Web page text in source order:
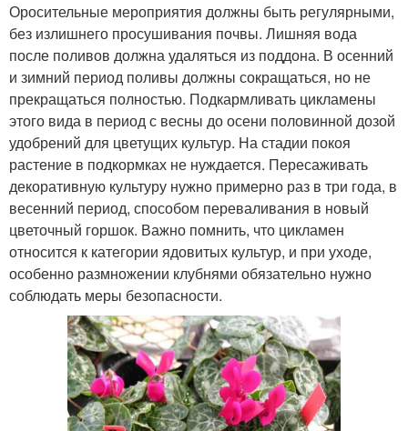
Оросительные мероприятия должны быть регулярными,
без излишнего просушивания почвы. Лишняя вода
после поливов должна удаляться из поддона. В осенний
и зимний период поливы должны сокращаться, но не
прекращаться полностью. Подкармливать цикламены
этого вида в период с весны до осени половинной дозой
удобрений для цветущих культур. На стадии покоя
растение в подкормках не нуждается. Пересаживать
декоративную культуру нужно примерно раз в три года, в
весенний период, способом переваливания в новый
цветочный горшок. Важно помнить, что цикламен
относится к категории ядовитых культур, и при уходе,
особенно размножении клубнями обязательно нужно
соблюдать меры безопасности.